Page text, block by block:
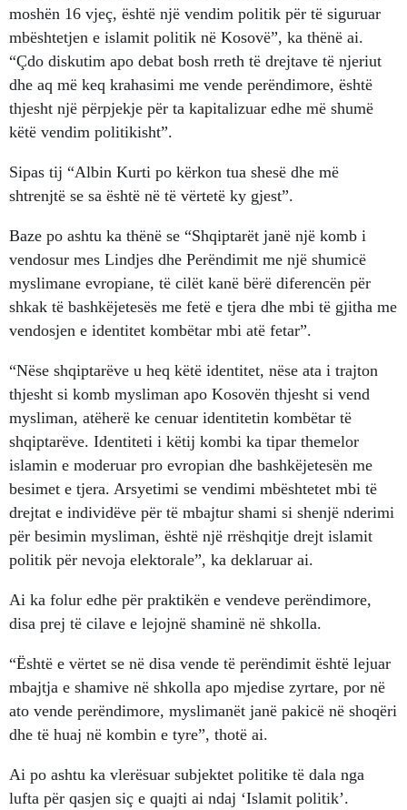
moshën 16 vjeç, është një vendim politik për të siguruar
mbështetjen e islamit politik në Kosovë”, ka thënë ai.
“Çdo diskutim apo debat bosh rreth të drejtave të njeriut
dhe aq më keq krahasimi me vende perëndimore, është
thjesht një përpjekje për ta kapitalizuar edhe më shumë
këtë vendim politikisht”.
Sipas tij “Albin Kurti po kërkon tua shesë dhe më
shtrenjtë se sa është në të vërtetë ky gjest”.
Baze po ashtu ka thënë se “Shqiptarët janë një komb i
vendosur mes Lindjes dhe Perëndimit me një shumicë
myslimane evropiane, të cilët kanë bërë diferencën për
shkak të bashkëjetesës me fetë e tjera dhe mbi të gjitha me
vendosjen e identitet kombëtar mbi atë fetar”.
“Nëse shqiptarëve u heq këtë identitet, nëse ata i trajton
thjesht si komb mysliman apo Kosovën thjesht si vend
mysliman, atëherë ke cenuar identitetin kombëtar të
shqiptarëve. Identiteti i këtij kombi ka tipar themelor
islamin e moderuar pro evropian dhe bashkëjetesën me
besimet e tjera. Arsyetimi se vendimi mbështetet mbi të
drejtat e individëve për të mbajtur shami si shenjë nderimi
për besimin mysliman, është një rrëshqitje drejt islamit
politik për nevoja elektorale”, ka deklaruar ai.
Ai ka folur edhe për praktikën e vendeve perëndimore,
disa prej të cilave e lejojnë shaminë në shkolla.
“Është e vërtet se në disa vende të perëndimit është lejuar
mbajtja e shamive në shkolla apo mjedise zyrtare, por në
ato vende perëndimore, myslimanët janë pakicë në shoqëri
dhe të huaj në kombin e tyre”, thotë ai.
Ai po ashtu ka vlerësuar subjektet politike të dala nga
lufta për qasjen siç e quajti ai ndaj ‘Islamit politik’.